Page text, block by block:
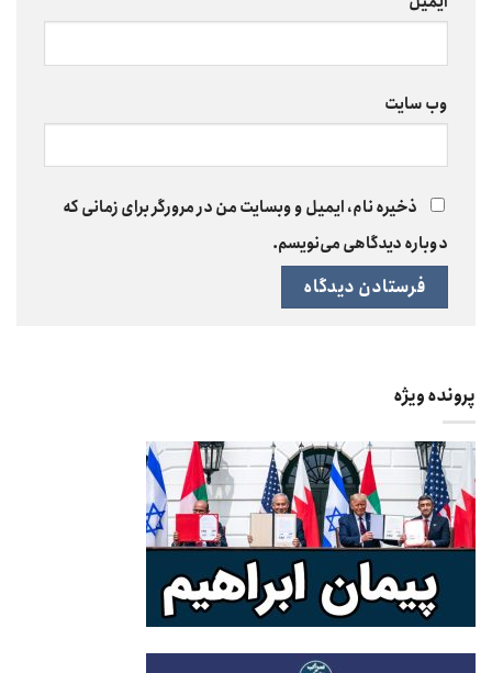
وب‌ سایت
ذخیره نام، ایمیل و وبسایت من در مرورگر برای زمانی که
دوباره دیدگاهی می‌نویسم.
پرونده ویژه